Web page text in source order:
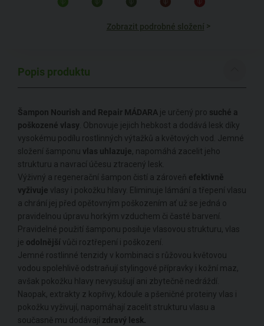
Zobrazit podrobné složení >
Popis produktu
Šampon Nourish and Repair MÁDARA je určený pro suché a
poškozené vlasy. Obnovuje jejich hebkost a dodává lesk díky
vysokému podílu rostlinných výtažků a květových vod. Jemné
složení šamponu vlas uhlazuje, napomáhá zacelit jeho
strukturu a navrací účesu ztracený lesk.
Výživný a regenerační šampon čistí a zároveň efektivně
vyživuje vlasy i pokožku hlavy. Eliminuje lámání a třepení vlasu
a chrání jej před opětovným poškozením ať už se jedná o
pravidelnou úpravu horkým vzduchem či časté barvení.
Pravidelné použití šamponu posiluje vlasovou strukturu, vlas
je odolnější vůči roztřepení i poškození.
Jemné rostlinné tenzidy v kombinaci s růžovou květovou
vodou spolehlivě odstraňují stylingové přípravky i kožní maz,
avšak pokožku hlavy nevysušují ani zbytečně nedráždí.
Naopak, extrakty z kopřivy, kdoule a pšeničné proteiny vlas i
pokožku vyživují, napomáhají zacelit strukturu vlasu a
současně mu dodávají zdravý lesk.